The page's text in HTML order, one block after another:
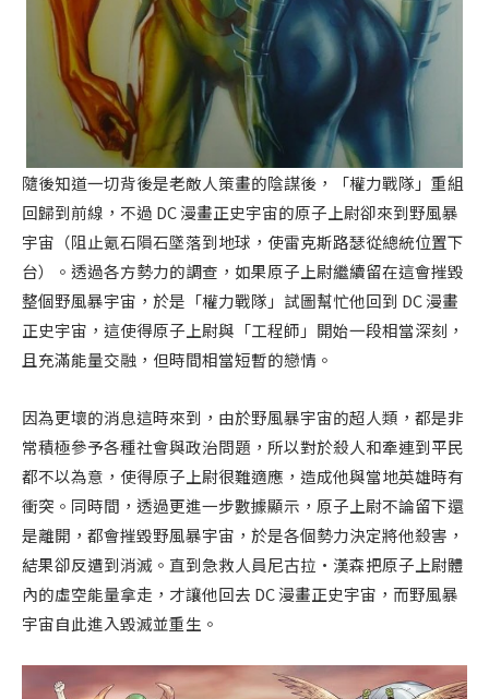
隨後知道一切背後是老敵人策畫的陰謀後，「權力戰隊」重組
回歸到前線，不過 DC 漫畫正史宇宙的原子上尉卻來到野風暴
宇宙（阻止氪石隕石墜落到地球，使雷克斯路瑟從總統位置下
台）。透過各方勢力的調查，如果原子上尉繼續留在這會摧毀
整個野風暴宇宙，於是「權力戰隊」試圖幫忙他回到 DC 漫畫
正史宇宙，這使得原子上尉與「工程師」開始一段相當深刻，
且充滿能量交融，但時間相當短暫的戀情。
因為更壞的消息這時來到，由於野風暴宇宙的超人類，都是非
常積極參予各種社會與政治問題，所以對於殺人和牽連到平民
都不以為意，使得原子上尉很難適應，造成他與當地英雄時有
衝突。同時間，透過更進一步數據顯示，原子上尉不論留下還
是離開，都會摧毀野風暴宇宙，於是各個勢力決定將他殺害，
結果卻反遭到消滅。直到急救人員尼古拉·漢森把原子上尉體
內的虛空能量拿走，才讓他回去 DC 漫畫正史宇宙，而野風暴
宇宙自此進入毀滅並重生。